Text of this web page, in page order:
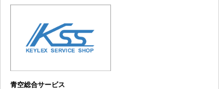
青空総合サービス